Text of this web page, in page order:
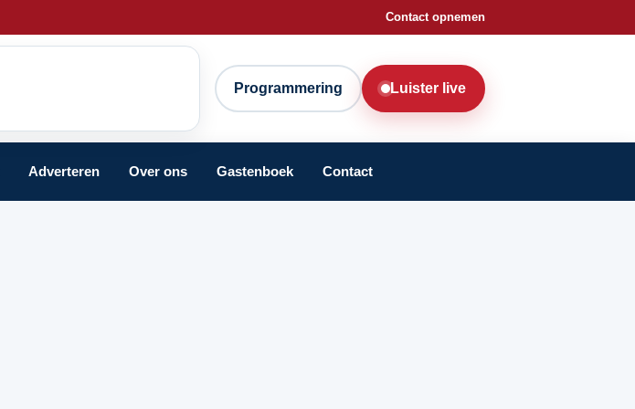
Contact opnemen
Programmering Luister live
Adverteren Over ons Gastenboek Contact